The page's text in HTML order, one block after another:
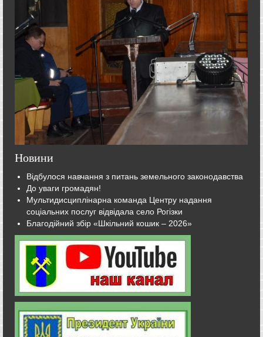
Новини
Відбулося навчання з питань земельного законодавства
До уваги громадян!
Мультидисциплінарна команда Центру надання
соціальних послуг відвідала село Рогізки
Благодійний збір «Шкільний кошик – 2026»